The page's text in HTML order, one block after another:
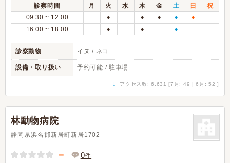
診察時間 月 火 水 木 金 土 日
祝
09:30 ~ 12:00
● ● ● ● ●
16:00 ~ 18:00 ● ● ●
診察動物 イヌ / ネコ
設備・取り扱い 予約可能 / 駐車場
↓ アクセス数: 6,631 [7月: 49 | 6月: 52 ]
林動物病院
静岡県浜名郡新居町新居1702
－ 0件